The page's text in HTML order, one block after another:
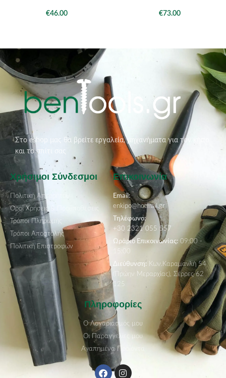
€46.00 €73.00
Στο eshop μας θα βρείτε εργαλεία, μηχανήματα για τον κήπο
και το σπίτι σας
Χρήσιμοι Σύνδεσμοι
Πολιτική Απορρήτου
Όροι Χρήσεις & Προϋποθέσεις
Τρόποι Πληρωμής
Τρόποι Αποστολής
Πολιτική Επιστροφών
Επικοινωνία
Email:
enkipo@hotmail.gr
Τηλέφωνο:
+30 2321 055 557
Ωράριο Επικοινωνίας: 09:00 -
15:00
Διεύθυνση: Κων.Καραμανλή 54
(Πρώην Μεραρχίας), Σέρρες 62
125
Πληροφορίες
Ο Λογαριασμός μου
Οι Παραγγελίες μου
Αγαπημένα Προϊόντα